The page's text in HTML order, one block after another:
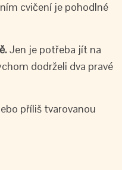
cvičení je pohodlné
Jen je potřeba jít na
dodrželi dva pravé
příliš tvarovanou